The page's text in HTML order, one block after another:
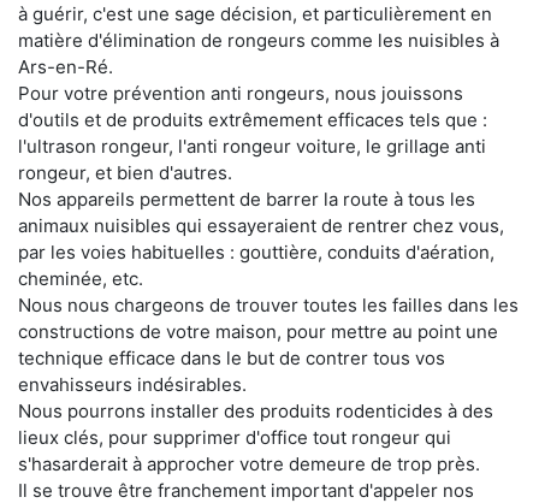
à guérir, c'est une sage décision, et particulièrement en
matière d'élimination de rongeurs comme les nuisibles à
Ars-en-Ré.
Pour votre prévention anti rongeurs, nous jouissons
d'outils et de produits extrêmement efficaces tels que :
l'ultrason rongeur, l'anti rongeur voiture, le grillage anti
rongeur, et bien d'autres.
Nos appareils permettent de barrer la route à tous les
animaux nuisibles qui essayeraient de rentrer chez vous,
par les voies habituelles : gouttière, conduits d'aération,
cheminée, etc.
Nous nous chargeons de trouver toutes les failles dans les
constructions de votre maison, pour mettre au point une
technique efficace dans le but de contrer tous vos
envahisseurs indésirables.
Nous pourrons installer des produits rodenticides à des
lieux clés, pour supprimer d'office tout rongeur qui
s'hasarderait à approcher votre demeure de trop près.
Il se trouve être franchement important d'appeler nos